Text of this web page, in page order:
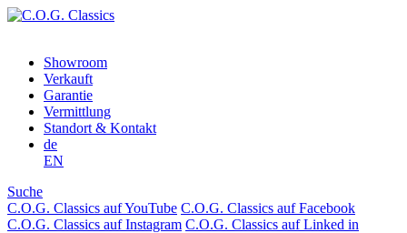
Showroom
Verkauft
Garantie
Vermittlung
Standort & Kontakt
de
EN
Suche
C.O.G. Classics auf YouTube C.O.G. Classics auf Facebook
C.O.G. Classics auf Instagram C.O.G. Classics auf Linked in